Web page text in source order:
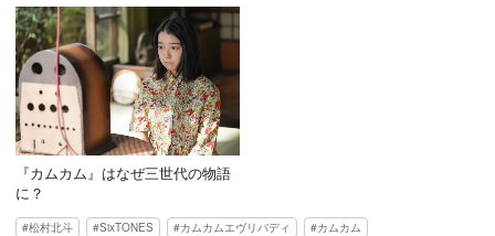
『カムカム』はなぜ三世代の物語
に？
松村北斗 SixTONES カムカムエヴリバディ カムカム